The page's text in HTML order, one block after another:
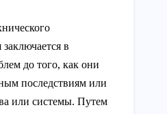
в
до того, как они
последствиям или
или системы. Путем